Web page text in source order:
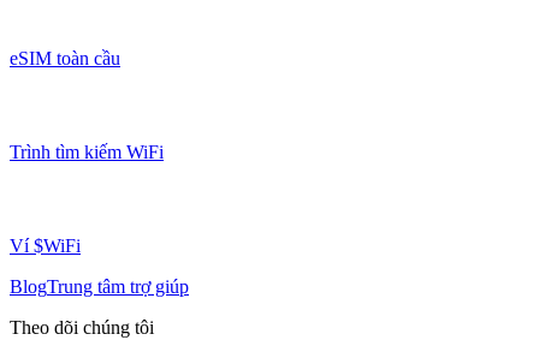
eSIM toàn cầu
Trình tìm kiếm WiFi
Ví $WiFi
BlogTrung tâm trợ giúp
Theo dõi chúng tôi